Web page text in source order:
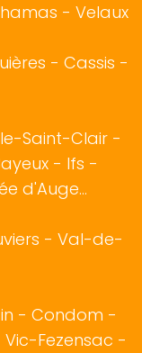
- Velaux
- Cassis -
Saint-Clair -
- Ifs -
d'Auge...
- Val-de-
- Condom -
Fezensac -